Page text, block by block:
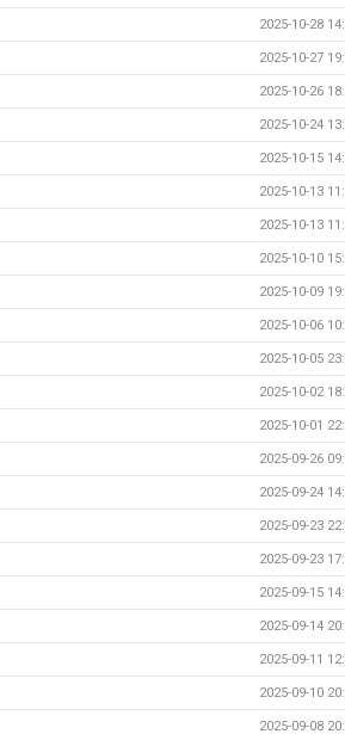
2025-10-28
2025-10-27
2025-10-26
2025-10-24
2025-10-15
2025-10-13
2025-10-13
2025-10-10
2025-10-09
2025-10-06
2025-10-05
2025-10-02
2025-10-01
2025-09-26
2025-09-24
2025-09-23
2025-09-23
2025-09-15
2025-09-14
2025-09-11
2025-09-10
2025-09-08